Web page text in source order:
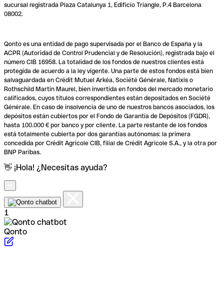
sucursal registrada Plaza Catalunya 1, Edificio Triangle, P.4 Barcelona
08002.
Qonto es una entidad de pago supervisada por el Banco de España y la
ACPR (Autoridad de Control Prudencial y de Resolución), registrada bajo el
número CIB 16958. La totalidad de los fondos de nuestros clientes está
protegida de acuerdo a la ley vigente. Una parte de estos fondos está bien
salvaguardada en Crédit Mutuel Arkéa, Société Générale, Natixis o
Rothschild Martin Maurel, bien invertida en fondos del mercado monetario
calificados, cuyos títulos correspondientes están depositados en Société
Générale. En caso de insolvencia de uno de nuestros bancos asociados, los
depósitos están cubiertos por el Fondo de Garantía de Depósitos (FGDR),
hasta 100.000 € por banco y por cliente. La parte restante de los fondos
está totalmente cubierta por dos garantías autónomas: la primera
concedida por Crédit Agricole CIB, filial de Crédit Agricole S.A., y la otra por
BNP Paribas.
👋 ¡Hola! ¿Necesitas ayuda?
1
Qonto